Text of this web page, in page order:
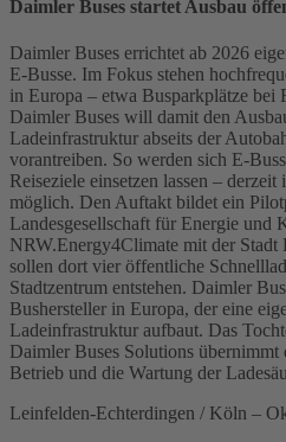
Daimler Buses startet Ausbau
Daimler Buses errichtet ab 2026
E‑Busse. Im Fokus stehen
in Europa – etwa Busparkplätze bei
Daimler Buses will damit den
Ladeinfrastruktur abseits der
vorantreiben. So werden sich
Reiseziele einsetzen lassen –
möglich. Den Auftakt bildet ein
Landesgesellschaft für Energie und
NRW.Energy4Climate mit der
sollen dort vier öffentliche
Stadtzentrum entstehen. Daimler
Bushersteller in Europa, der eine
Ladeinfrastruktur aufbaut. Das
Daimler Buses Solutions übernimmt
Betrieb und die Wartung der
Leinfelden-Echterdingen / Köln –